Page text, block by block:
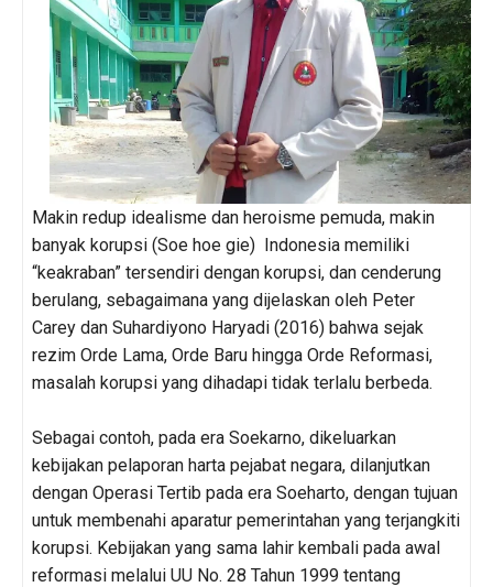
Makin redup idealisme dan heroisme pemuda, makin
banyak korupsi (Soe hoe gie) Indonesia memiliki
“keakraban” tersendiri dengan korupsi, dan cenderung
berulang, sebagaimana yang dijelaskan oleh Peter
Carey dan Suhardiyono Haryadi (2016) bahwa sejak
rezim Orde Lama, Orde Baru hingga Orde Reformasi,
masalah korupsi yang dihadapi tidak terlalu berbeda.
Sebagai contoh, pada era Soekarno, dikeluarkan
kebijakan pelaporan harta pejabat negara, dilanjutkan
dengan Operasi Tertib pada era Soeharto, dengan tujuan
untuk membenahi aparatur pemerintahan yang terjangkiti
korupsi. Kebijakan yang sama lahir kembali pada awal
reformasi melalui UU No. 28 Tahun 1999 tentang